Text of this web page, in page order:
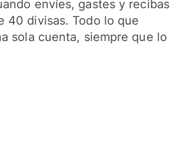
envíes, gastes y recibas
40 divisas. Todo lo que
sola cuenta, siempre que lo